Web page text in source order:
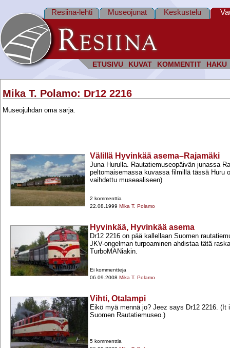
ETUSIVU KUVAT KOMMENTIT HAKU
Resiina-lehti Museojunat Keskustelu
Mika T. Polamo: Dr12 2216
Museojuhdan oma sarja.
Välillä Hyvinkää asema–Rajamäki
Juna Hurulla. Rautatiemuseopäivän junassa
peltomaisemassa kuvassa filmillä tässä Huru
vaihdettu museaaliseen)
2 kommenttia
22.08.1999 Mika T. Polamo
Hyvinkää, Hyvinkää asema
Dr12 2216 on pää kallellaan Suomen
JKV-​ongelman turpoaminen ahdistaa tätä
TurboMANiakin.
Ei kommentteja
06.09.2008 Mika T. Polamo
Vihti, Otalampi
Eikö myä mennä jo? Jeez says Dr12 2216. (It
Suomen Rautatiemuseo.)
5 kommenttia